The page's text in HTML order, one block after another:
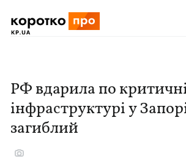
РФ вдарила по
інфраструктурі у
загиблий